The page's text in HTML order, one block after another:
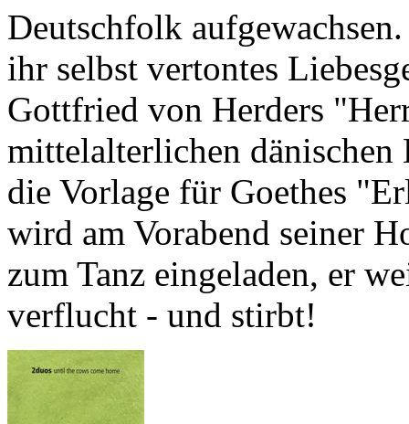
Deutschfolk
ihr selbst vertontes
Gottfried von Herders
mittelalterlichen dänischen
die Vorlage für Goethes
wird am Vorabend seiner
zum Tanz eingeladen, er
verflucht - und stirbt!